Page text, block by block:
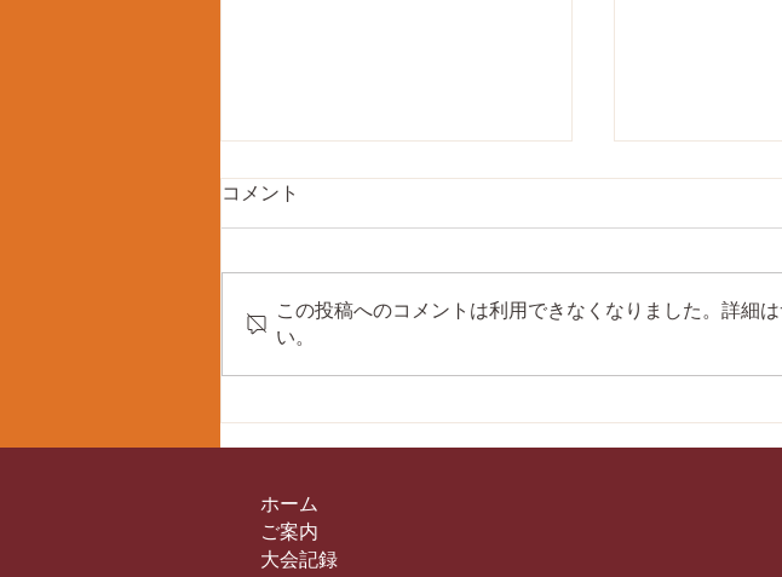
第43回双海剣道練成大会に
第28回愛媛
コメント
この投稿へのコメントは利用できなくなりました。詳細
い。
ホーム
ご案内
大会記録